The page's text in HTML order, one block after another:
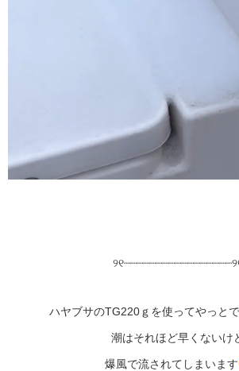
ハヤブサのTG220ｇを使ってやっと
潮はそれほど早くないけ
爆風で流されてしまいます